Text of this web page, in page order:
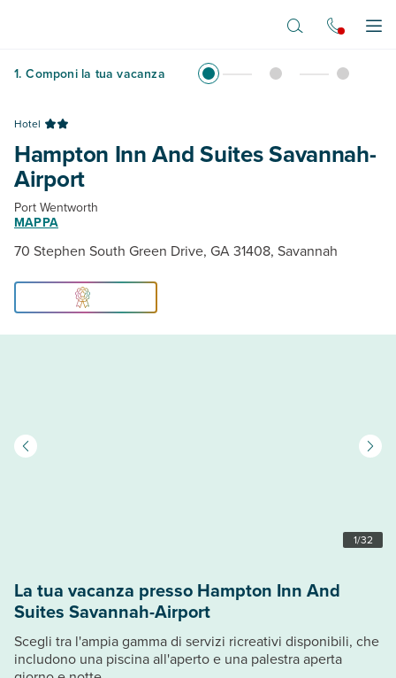
1. Componi la tua vacanza
Hotel
Hampton Inn And Suites Savannah-
Airport
Port Wentworth
MAPPA
70 Stephen South Green Drive, GA 31408, Savannah
1/32
La tua vacanza presso Hampton Inn And
Suites Savannah-Airport
Scegli tra l'ampia gamma di servizi ricreativi disponibili, che
includono una piscina all'aperto e una palestra aperta